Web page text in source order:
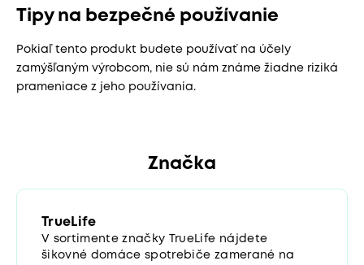
Tipy na bezpečné používanie
Pokiaľ tento produkt budete používať na účely
zamýšľaným výrobcom, nie sú nám známe žiadne riziká
prameniace z jeho používania.
Značka
TrueLife
V sortimente značky TrueLife nájdete
šikovné domáce spotrebiče zamerané na